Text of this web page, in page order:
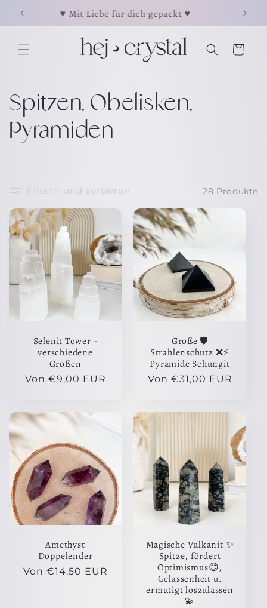
zum
Inhalt
♥ Mit Liebe für dich gepackt ♥ ☽
Warenkorb
K
a
e
g
o
e
Spitzen, Obelisken,
Pyramiden
Filtern und sortieren 28 Produkte
Selenit Tower -
verschiedene
Größen
Normaler
Von €9,00 EUR
Große 🛡️
Strahlenschutz ❌⚡️
Pyramide Schungit
Normaler
Von €31,00 EUR
Amethyst
Doppelender
Normaler
Von €14,50 EUR
Magische Vulkanit ✨
Spitze, fördert
Optimismus😊,
Gelassenheit u.
ermutigt loszulassen
💫